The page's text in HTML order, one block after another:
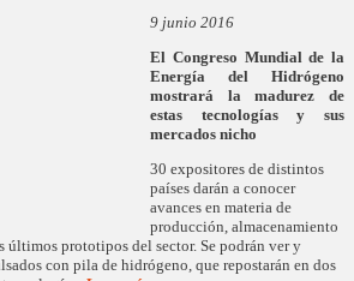
9 junio 2016
El Congreso Mundial de la
Energía del Hidrógeno
mostrará la madurez de
estas tecnologías y sus
mercados nicho
30 expositores de distintos
países darán a conocer
avances en materia de
producción, almacenamiento
prototipos del sector. Se podrán ver y
con pila de hidrógeno, que repostarán en dos